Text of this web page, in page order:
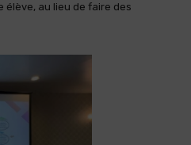
élève, au lieu de faire des